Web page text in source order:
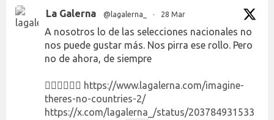
La Galerna @lagalerna_ · 28 Mar
A nosotros lo de las selecciones nacionales no
nos puede gustar más. Nos pirra ese rollo. Pero
no de ahora, de siempre
👉🏻👉🏻👉🏻 https://www.lagalerna.com/imagine-
theres-no-countries-2/
https://x.com/lagalerna_/status/203784931533